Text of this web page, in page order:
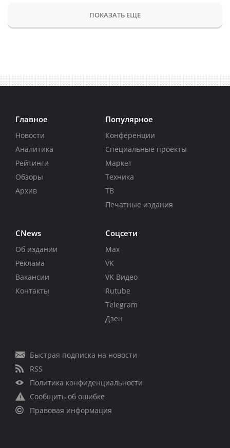
ПОКАЗАТЬ ЕЩЕ
Главное
Новости
Аналитика
Рейтинги
Обзоры
Архив
Популярное
Конференции
Специальные проекты
Маркет
Техника
ТВ
Печатные издания
CNews
Об издании
Реклама
Вакансии
Контакты
Соцсети
Max
VK
VK Видео
Rutube
Telegram
Дзен
Быстрая подписка на новости
RSS
Политика конфиденциальности
Сообщить об ошибке
Правовая информация